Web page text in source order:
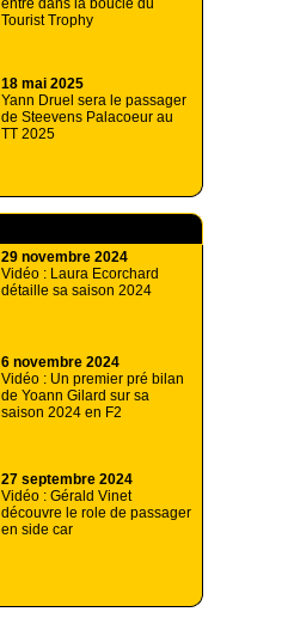
entré dans la boucle du
Tourist Trophy
18 mai 2025
Yann Druel sera le passager
de Steevens Palacoeur au
TT 2025
29 novembre 2024
Vidéo : Laura Ecorchard
détaille sa saison 2024
6 novembre 2024
Vidéo : Un premier pré bilan
de Yoann Gilard sur sa
saison 2024 en F2
27 septembre 2024
Vidéo : Gérald Vinet
découvre le role de passager
en side car